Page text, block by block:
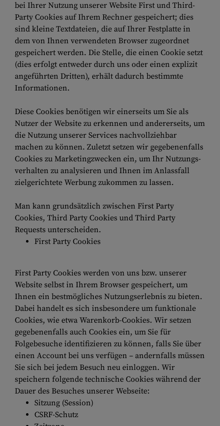
bei Ihrer Nutzung unserer Website First und Third-
Party Cookies auf Ihrem Rechner gespeichert; dies
sind kleine Textdateien, die auf Ihrer Festplatte in
dem von Ihnen verwendeten Browser zugeordnet
gespeichert werden. Die Stelle, die einen Cookie setzt
(dies erfolgt entweder durch uns oder einen explizit
angeführten Dritten), erhält dadurch bestimmte
Informationen.
Diese Cookies benötigen wir einerseits um Sie als
Nutzer der Website zu erkennen und andererseits, um
die Nutzung unserer Services nachvollziehbar
machen zu können. Zuletzt setzen wir gegebenenfalls
Cookies zu Marketingzwecken ein, um Ihr Nutzungs-
verhalten zu analysieren und Ihnen im Anlassfall
zielgerichtete Werbung zukommen zu lassen.
Man kann grundsätzlich zwischen First Party
Cookies, Third Party Cookies und Third Party
Requests unterscheiden.
First Party Cookies
First Party Cookies werden von uns bzw. unserer
Website selbst in Ihrem Browser gespeichert, um
Ihnen ein bestmögliches Nutzungserlebnis zu bieten.
Dabei handelt es sich insbesondere um funktionale
Cookies, wie etwa Warenkorb-Cookies. Wir setzen
gegebenenfalls auch Cookies ein, um Sie für
Folgebesuche identifizieren zu können, falls Sie über
einen Account bei uns verfügen – andernfalls müssen
Sie sich bei jedem Besuch neu einloggen. Wir
speichern folgende technische Cookies während der
Dauer des Besuches unserer Webseite:
Sitzung (Session)
CSRF-Schutz